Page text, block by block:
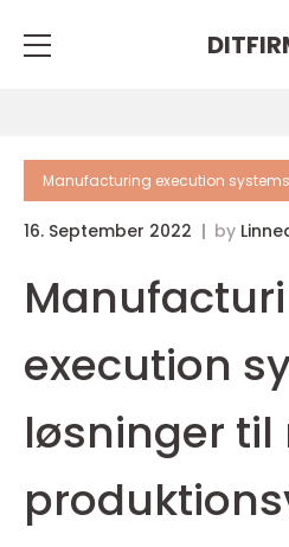
Manufacturing execution systems
16. September 2022 by
execution
løsninger